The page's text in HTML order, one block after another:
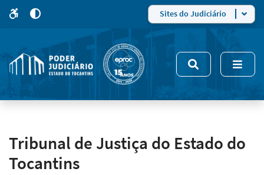
para
site
5
modo
de
alto
Sites do Judiciário
Tribunal de Justiça do Estado do
Tocantins